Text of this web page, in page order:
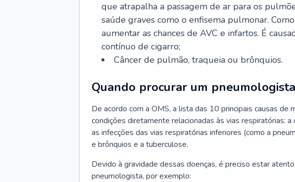
que atrapalha a passagem de ar para os
saúde graves como o enfisema pulmonar.
aumentar as chances de AVC e infartos. É
contínuo de cigarro;
Câncer de pulmão, traqueia ou brônquios.
Quando procurar um
De acordo com a OMS, a lista das 10 principais causas de
condições diretamente relacionadas às vias respiratórias:
as infecções das vias respiratórias inferiores (como a
e brônquios e a tuberculose.
Devido à gravidade dessas doenças, é preciso estar
pneumologista, por exemplo: